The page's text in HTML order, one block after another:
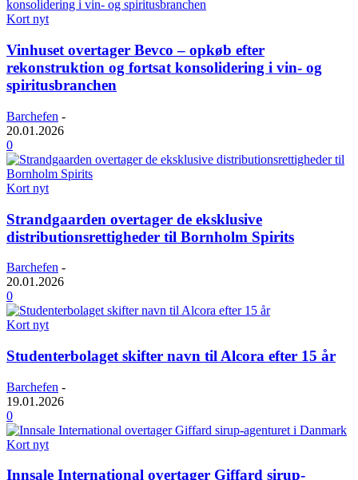
Kort nyt
Vinhuset overtager Bevco – opkøb efter
rekonstruktion og fortsat konsolidering i vin- og
spiritusbranchen
Barchefen -
20.01.2026
0
Kort nyt
Strandgaarden overtager de eksklusive
distributionsrettigheder til Bornholm Spirits
Barchefen -
20.01.2026
0
Kort nyt
Studenterbolaget skifter navn til Alcora efter 15 år
Barchefen -
19.01.2026
0
Kort nyt
Innsale International overtager Giffard sirup-